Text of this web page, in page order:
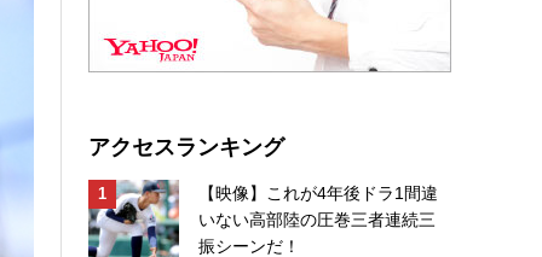
アクセスランキング
【映像】これが4年後ドラ1間違
いない高部陸の圧巻三者連続三
振シーンだ！